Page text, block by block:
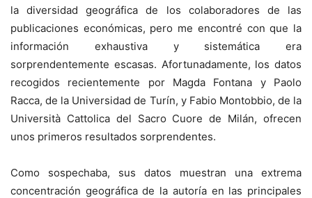
la diversidad geográfica de los colaboradores de las
publicaciones económicas, pero me encontré con que la
información exhaustiva y sistemática era
sorprendentemente escasas. Afortunadamente, los datos
recogidos recientemente por Magda Fontana y Paolo
Racca, de la Universidad de Turín, y Fabio Montobbio, de la
Università Cattolica del Sacro Cuore de Milán, ofrecen
unos primeros resultados sorprendentes.
Como sospechaba, sus datos muestran una extrema
concentración geográfica de la autoría en las principales